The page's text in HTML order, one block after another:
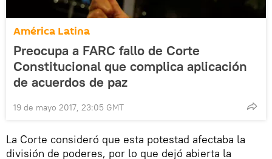
América Latina
Preocupa a FARC fallo de Corte
Constitucional que complica aplicación
de acuerdos de paz
19 de mayo 2017, 23:05 GMT
La Corte consideró que esta potestad afectaba la
división de poderes, por lo que dejó abierta la